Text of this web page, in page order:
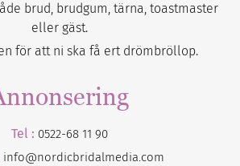
brud, brudgum, tärna, toastmaster
eller gäst.
för att ni ska få ert drömbröllop.
Tel : 0522-68 11 90
info@nordicbridalmedia.com